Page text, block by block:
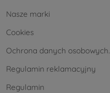
Nasze marki
Cookies
Ochrona danych osobowych.
Regulamin reklamacyjny
Regulamin